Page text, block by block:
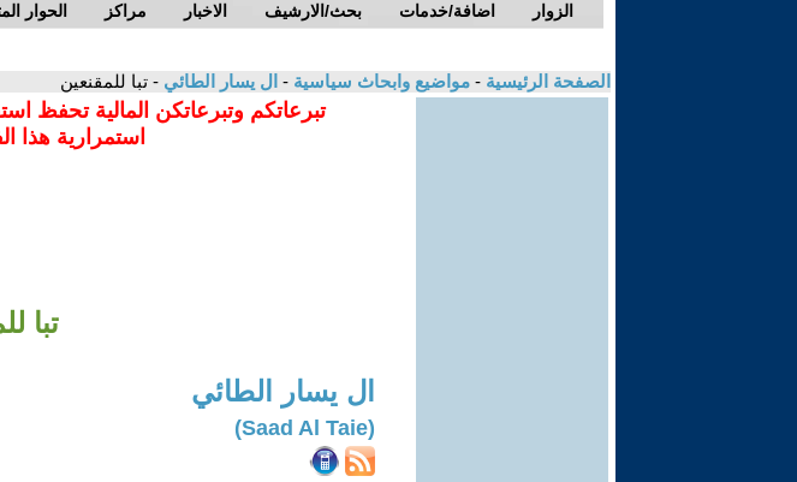
الحوار مراكز الاخبار بحث/الارشيف اضافة/خدمات الزوار
الصفحة الرئيسية - مواضيع وابحاث سياسية - ال يسار الطائي - تبا للمقنعين
تبرعاتكم وتبرعاتكن المالية تحفظ
استمرارية هذا
تبا
ال يسار الطائي
(Saad Al Taie)